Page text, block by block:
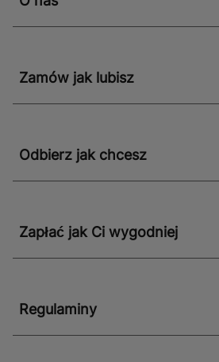
przeprowadzić remont i cieszyć
podłogą przez wiele lat.
Zamów jak lubisz
Odbierz jak chcesz
Zapłać jak Ci wygodniej
Regulaminy